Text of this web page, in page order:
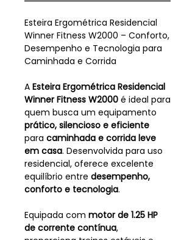
Esteira Ergométrica Residencial
Winner Fitness W2000 – Conforto,
Desempenho e Tecnologia para
Caminhada e Corrida
A Esteira Ergométrica Residencial
Winner Fitness W2000 é ideal para
quem busca um equipamento
prático, silencioso e eficiente
para caminhada e corrida leve
em casa. Desenvolvida para uso
residencial, oferece excelente
equilíbrio entre desempenho,
conforto e tecnologia.
Equipada com motor de 1.25 HP
de corrente contínua,